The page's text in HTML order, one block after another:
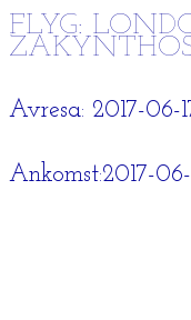
FLYG:
Avresa: 2017-06-
Ankomst:2017-